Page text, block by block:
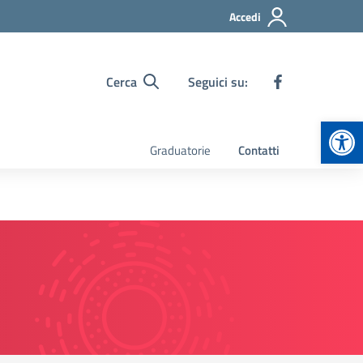
Accedi
Cerca Seguici su:
Graduatorie Contatti